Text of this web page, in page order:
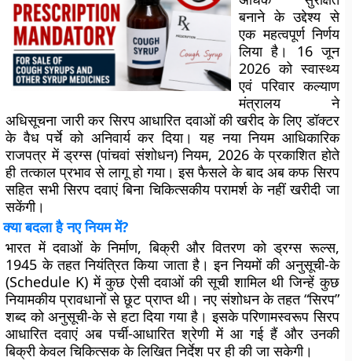
बनाने के उद्देश्य से
एक महत्वपूर्ण निर्णय
लिया है। 16 जून
2026 को स्वास्थ्य
एवं परिवार कल्याण
मंत्रालय ने
अधिसूचना जारी कर सिरप आधारित दवाओं की खरीद के लिए डॉक्टर
के वैध पर्चे को अनिवार्य कर दिया। यह नया नियम आधिकारिक
राजपत्र में ड्रग्स (पांचवां संशोधन) नियम, 2026 के प्रकाशित होते
ही तत्काल प्रभाव से लागू हो गया। इस फैसले के बाद अब कफ सिरप
सहित सभी सिरप दवाएं बिना चिकित्सकीय परामर्श के नहीं खरीदी जा
सकेंगी।
क्या बदला है नए नियम में?
भारत में दवाओं के निर्माण, बिक्री और वितरण को ड्रग्स रूल्स,
1945 के तहत नियंत्रित किया जाता है। इन नियमों की अनुसूची-के
(Schedule K) में कुछ ऐसी दवाओं की सूची शामिल थी जिन्हें कुछ
नियामकीय प्रावधानों से छूट प्राप्त थी। नए संशोधन के तहत “सिरप”
शब्द को अनुसूची-के से हटा दिया गया है। इसके परिणामस्वरूप सिरप
आधारित दवाएं अब पर्ची-आधारित श्रेणी में आ गई हैं और उनकी
बिक्री केवल चिकित्सक के लिखित निर्देश पर ही की जा सकेगी।